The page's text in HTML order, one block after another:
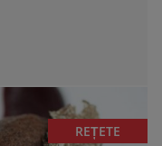
REȚETE